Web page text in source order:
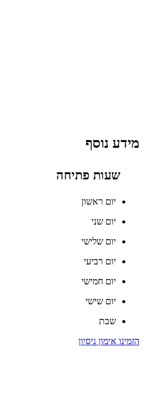
מידע נוסף
שעות פתיחה
יום ראשון
יום שני
יום שלישי
יום רביעי
יום חמישי
יום שישי
שבת
הזמינו אימון ניסיון